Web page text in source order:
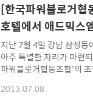
[한국파워블로거협
호텔에서 애드믹스
동]
지난 7월 4일 강남 삼성동
아주 특별한 자리가 마련
파워블로거협동조합'의
적 수다가 있었던 자리였
2013.07.08